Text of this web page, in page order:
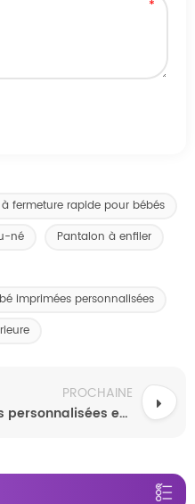
fermeture rapide pour bébés
né
Pantalon à enfiler
imprimées personnalisées
PROCHAINE
Couches pour bébés jetables personnalisées en gros